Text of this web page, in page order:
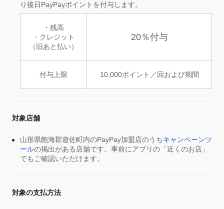
り後日PayPayポイントを付与します。
・残高
・クレジット
（旧あと払い）
20％付与
付与上限 10,000ポイント／回および期間
対象店舗
山形県飽海郡遊佐町内のPayPay加盟店のうちキャンペーンツ
ールの掲出がある店舗です。事前にアプリの「近くのお店」
でもご確認いただけます。
対象の支払方法